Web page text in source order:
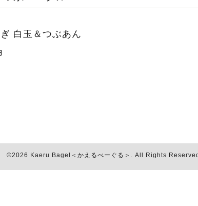
白玉＆つぶあん
©2026 Kaeru Bagel＜かえるべーぐる＞ . All Rights